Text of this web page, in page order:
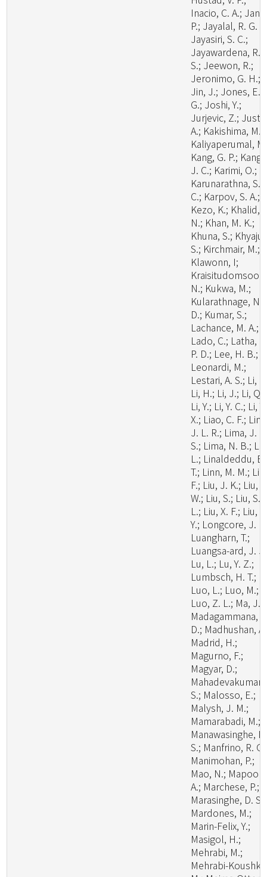
Inacio, C. A.;
P.; Jayalal, R. G.
Jayasiri, S. C.;
Jayawardena, R.
S.; Jeewon, R.;
Jeronimo, G. H.;
Jin, J.; Jones, E.
G.; Joshi, Y.;
Jurjevic, Z.;
A.; Kakishima, M.;
Kaliyaperumal,
Kang, G. P.; Kang,
J. C.; Karimi, O.;
Karunarathna, S.
C.; Karpov, S. A.;
Kezo, K.; Khalid,
N.; Khan, M. K.;
Khuna, S.; Khyaju,
S.; Kirchmair, M.;
Klawonn, I;
Kraisitudomsook,
N.; Kukwa, M.;
Kularathnage, N.
D.; Kumar, S.;
Lachance, M. A.;
Lado, C.; Latha,
P. D.; Lee, H. B.;
Leonardi, M.;
Lestari, A. S.; Li,
Li, H.; Li, J.; Li, Q.;
Li, Y.; Li, Y. C.; Li, Y.
X.; Liao, C. F.;
J. L. R.; Lima, J.
S.; Lima, N. B.;
L.; Linaldeddu, B.
T.; Linn, M. M.; Liu,
F.; Liu, J. K.; Liu,
W.; Liu, S.; Liu, S.
L.; Liu, X. F.; Liu,
Y.; Longcore, J.
Luangharn, T.;
Luangsa-ard, J.
Lu, L.; Lu, Y. Z.;
Lumbsch, H. T.;
Luo, L.; Luo, M.;
Luo, Z. L.; Ma, J.;
Madagammana,
D.; Madhushan,
Madrid, H.;
Magurno, F.;
Magyar, D.;
Mahadevakumar,
S.; Malosso, E.;
Malysh, J. M.;
Mamarabadi, M.;
Manawasinghe, I.
S.; Manfrino, R.
Manimohan, P.;
Mao, N.; Mapook,
A.; Marchese, P.;
Marasinghe, D. S.;
Mardones, M.;
Marin-Felix, Y.;
Masigol, H.;
Mehrabi, M.;
Mehrabi-Koushki,